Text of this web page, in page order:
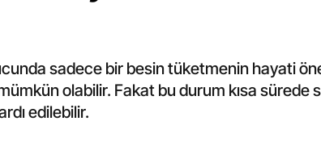
sadece bir besin tüketmenin hayati
olabilir. Fakat bu durum kısa sürede
edilebilir.